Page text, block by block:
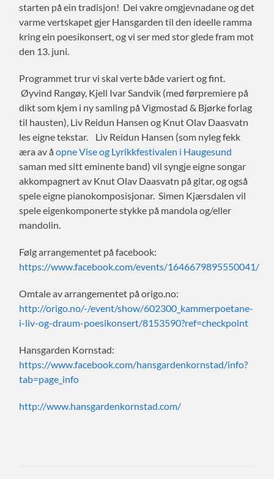
starten på ein tradisjon! Dei vakre omgjevnadane og det
varme vertskapet gjer Hansgarden til den ideelle ramma
kring ein poesikonsert, og vi ser med stor glede fram mot
den 13. juni.
Programmet trur vi skal verte både variert og fint.
Øyvind Rangøy, Kjell Ivar Sandvik (med førpremiere på
dikt som kjem i ny samling på Vigmostad & Bjørke forlag
til hausten), Liv Reidun Hansen og Knut Olav Daasvatn
les eigne tekstar. Liv Reidun Hansen (som nyleg fekk
æra av åopne Vise og Lyrikkfestivalen i Haugesund
saman med sitt eminente band) vil syngje eigne songar
akkompagnert av Knut Olav Daasvatn på gitar, og også
spele eigne pianokomposisjonar. Simen Kjærsdalen vil
spele eigenkomponerte stykke på mandola og/eller
mandolin.
Følg arrangementet på facebook:
https://www.facebook.com/events/1646679895550041/
Omtale av arrangementet på origo.no:
http://origo.no/-/event/show/602300_kammerpoetane-
i-liv-og-draum-poesikonsert/8153590?ref=checkpoint
Hansgarden Kornstad:
https://www.facebook.com/hansgardenkornstad/info?
tab=page_info
http://www.hansgardenkornstad.com/